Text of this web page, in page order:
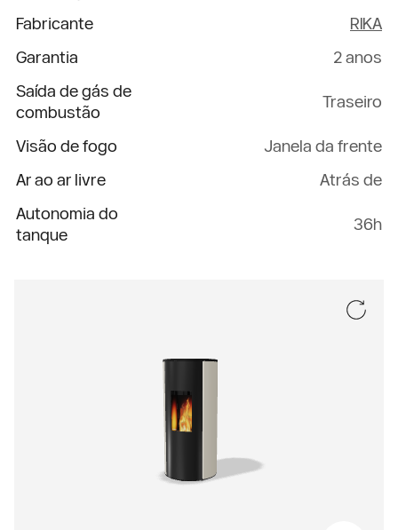
Fabricante
RIKA
Garantia
2 anos
Saída de gás de
combustão
Traseiro
Visão de fogo
Janela da frente
Ar ao ar livre
Atrás de
Autonomia do
tanque
36h